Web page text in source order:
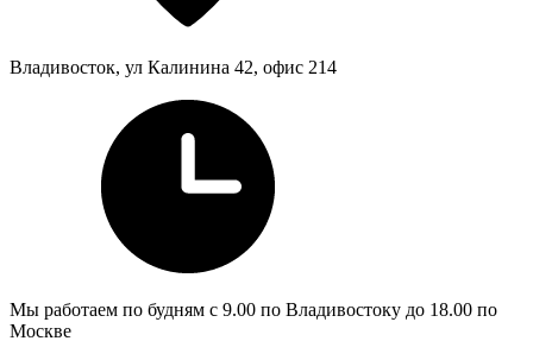
Владивосток, ул Калинина 42, офис 214
Мы работаем по будням с 9.00 по Владивостоку до 18.00 по
Москве